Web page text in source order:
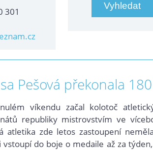
301
Pešová překonala
víkendu začal kolotoč
republiky mistrovstvím ve
atletika zde letos zastoupení
vstoupí do boje o medaile až za